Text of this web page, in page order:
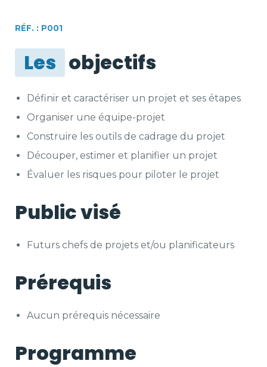
RÉF. : P001
Les objectifs
Définir et caractériser un projet et ses étapes
Organiser une équipe-projet
Construire les outils de cadrage du projet
Découper, estimer et planifier un projet
Évaluer les risques pour piloter le projet
Public visé
Futurs chefs de projets et/ou planificateurs
Prérequis
Aucun prérequis nécessaire
Programme